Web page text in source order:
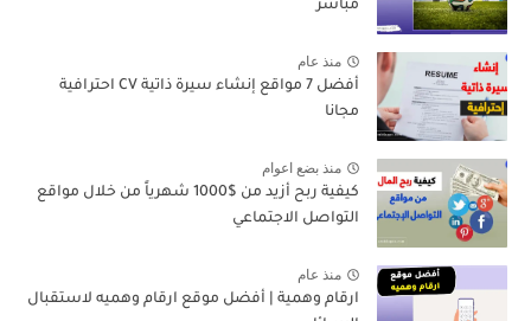
مباشر
منذ عام
أفضل 7 مواقع إنشاء سيرة ذاتية CV احترافية
مجانا
منذ بضع اعوام
كيفية ربح أزيد من $1000 شهرياً من خلال مواقع
التواصل الاجتماعي
منذ عام
ارقام وهمية | أفضل موقع ارقام وهميه لاستقبال